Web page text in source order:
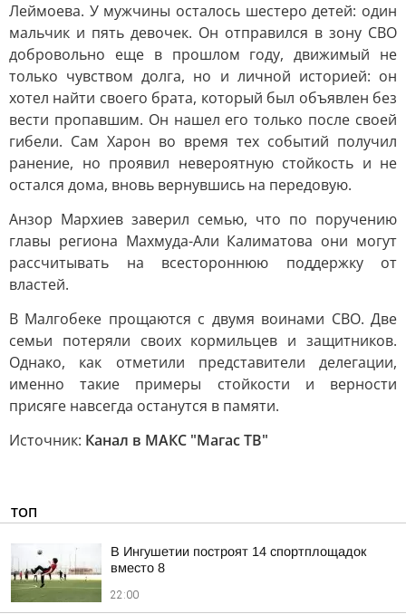
Леймоева. У мужчины осталось шестеро детей: один
мальчик и пять девочек. Он отправился в зону СВО
добровольно еще в прошлом году, движимый не
только чувством долга, но и личной историей: он
хотел найти своего брата, который был объявлен без
вести пропавшим. Он нашел его только после своей
гибели. Сам Харон во время тех событий получил
ранение, но проявил невероятную стойкость и не
остался дома, вновь вернувшись на передовую.
Анзор Мархиев заверил семью, что по поручению
главы региона Махмуда-Али Калиматова они могут
рассчитывать на всестороннюю поддержку от
властей.
В Малгобеке прощаются с двумя воинами СВО. Две
семьи потеряли своих кормильцев и защитников.
Однако, как отметили представители делегации,
именно такие примеры стойкости и верности
присяге навсегда останутся в памяти.
Источник: Канал в МАКС "Магас ТВ"
ТОП
В Ингушетии построят 14 спортплощадок
вместо 8
22:00